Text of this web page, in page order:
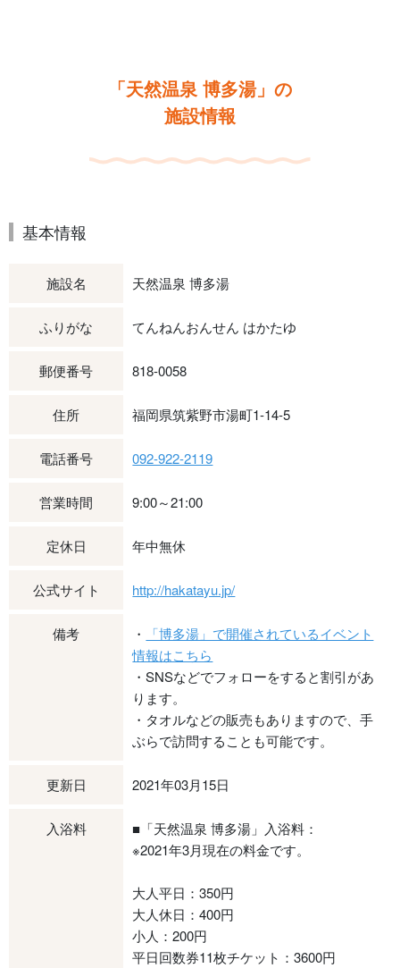
「天然温泉 博多湯」の
施設情報
基本情報
施設名 天然温泉 博多湯
ふりがな てんねんおんせん はかたゆ
郵便番号 818-0058
住所 福岡県筑紫野市湯町1-14-5
電話番号 092-922-2119
営業時間 9:00～21:00
定休日 年中無休
公式サイト http://hakatayu.jp/
備考 ・
「博多湯」で開催されているイベント
情報はこちら
・SNSなどでフォローをすると割引があ
ります。
・タオルなどの販売もありますので、手
ぶらで訪問することも可能です。
更新日 2021年03月15日
入浴料
■「天然温泉 博多湯」入浴料：
※2021年3月現在の料金です。
大人平日：350円
大人休日：400円
小人：200円
平日回数券11枚チケット：3600円